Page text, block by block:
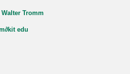
Walter Tromm
edu